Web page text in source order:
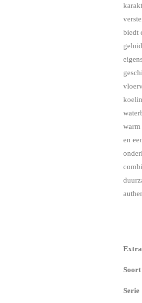
biedt
warm
en
Soort
Serie